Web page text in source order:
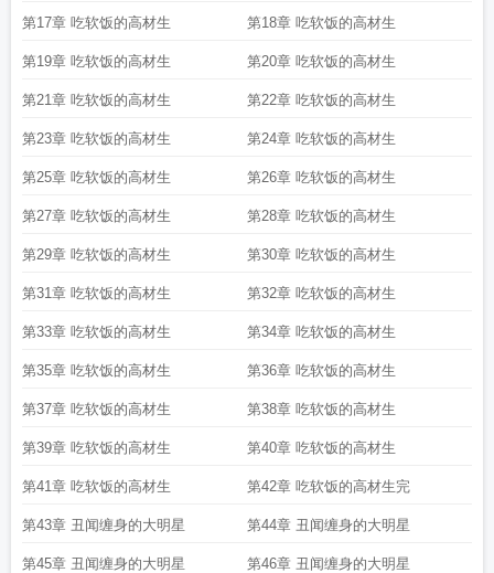
第17章 吃软饭的高材生 第18章 吃软饭的高材生
第19章 吃软饭的高材生 第20章 吃软饭的高材生
第21章 吃软饭的高材生 第22章 吃软饭的高材生
第23章 吃软饭的高材生 第24章 吃软饭的高材生
第25章 吃软饭的高材生 第26章 吃软饭的高材生
第27章 吃软饭的高材生 第28章 吃软饭的高材生
第29章 吃软饭的高材生 第30章 吃软饭的高材生
第31章 吃软饭的高材生 第32章 吃软饭的高材生
第33章 吃软饭的高材生 第34章 吃软饭的高材生
第35章 吃软饭的高材生 第36章 吃软饭的高材生
第37章 吃软饭的高材生 第38章 吃软饭的高材生
第39章 吃软饭的高材生 第40章 吃软饭的高材生
第41章 吃软饭的高材生 第42章 吃软饭的高材生完
第43章 丑闻缠身的大明星 第44章 丑闻缠身的大明星
第45章 丑闻缠身的大明星 第46章 丑闻缠身的大明星